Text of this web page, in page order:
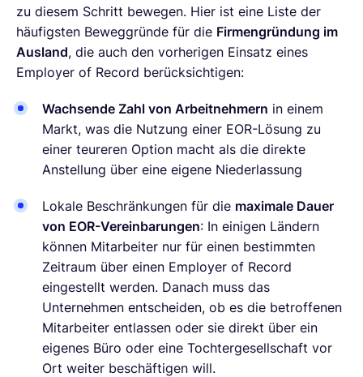
zu diesem Schritt bewegen. Hier ist eine Liste der
häufigsten Beweggründe für die Firmengründung im
Ausland, die auch den vorherigen Einsatz eines
Employer of Record berücksichtigen:
Wachsende Zahl von Arbeitnehmern in einem
Markt, was die Nutzung einer EOR-Lösung zu
einer teureren Option macht als die direkte
Anstellung über eine eigene Niederlassung
Lokale Beschränkungen für die maximale Dauer
von EOR-Vereinbarungen: In einigen Ländern
können Mitarbeiter nur für einen bestimmten
Zeitraum über einen Employer of Record
eingestellt werden. Danach muss das
Unternehmen entscheiden, ob es die betroffenen
Mitarbeiter entlassen oder sie direkt über ein
eigenes Büro oder eine Tochtergesellschaft vor
Ort weiter beschäftigen will.